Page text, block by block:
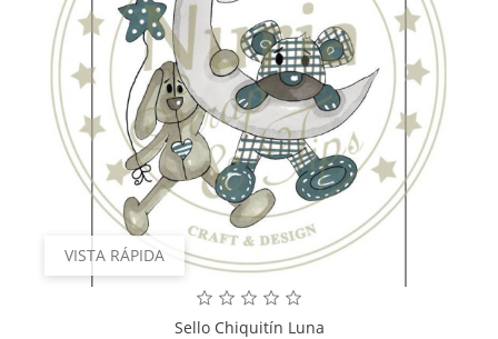
VISTA RÁPIDA
Sello Chiquitín Luna